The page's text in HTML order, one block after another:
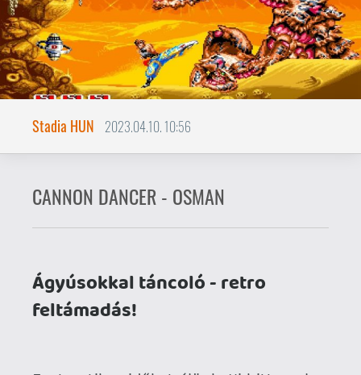
CANNON DANCER - OSMAN
Ágyúsokkal táncoló - retro
feltámadás!
Fantasztikus időket élünk. Ki hitte volna,
Cannon Dancer végül 27 év múlva lesz
portolva konzolokra? Bevallom, eddig
nem is hallottam erről a játékról, pedig
érkezett! A Japánban Cannon Dancer
néven, nyugaton Osman-ként megjelent
játék ugyanis Kouichi Yotsui